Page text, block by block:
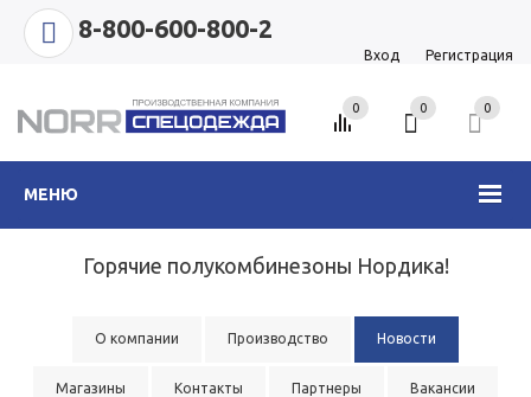
8-800-600-800-2
Вход Регистрация
МЕНЮ
0 0
0
Горячие полукомбинезоны Нордика!
О компании Производство Новости
Магазины Контакты Партнеры Вакансии